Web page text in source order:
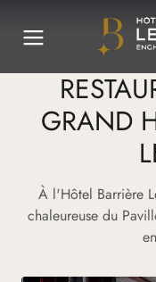
GRAND
À l'Hôtel Barrière
chaleureuse du